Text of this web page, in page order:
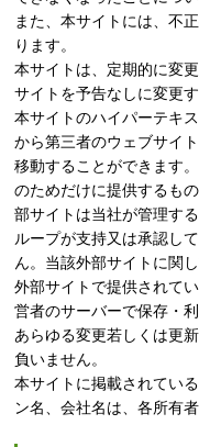
また、本サイトには、不
ります。
本サイトは、定期的に変
サイトを予告なしに変更
本サイトのハイパーテキ
から第三者のウェブサイ
移動することができます
のためだけに提供するも
部サイトは当社が管理す
ループが支持又は承認し
ん。当該外部サイトに関
外部サイトで提供されて
営者のサーバーで保存・
あらゆる変更若しくは更
負いません。
本サイトに掲載されてい
ン名、会社名は、各所有